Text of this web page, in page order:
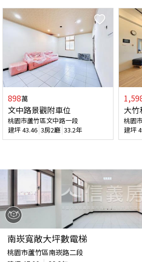
898萬
文中路景觀附車位
桃園市蘆竹區文中路一段
建坪43.46 3房2廳 33.2年
大
桃園
建坪
南崁寬敞大坪數電梯
桃園市蘆竹區南崁路二段